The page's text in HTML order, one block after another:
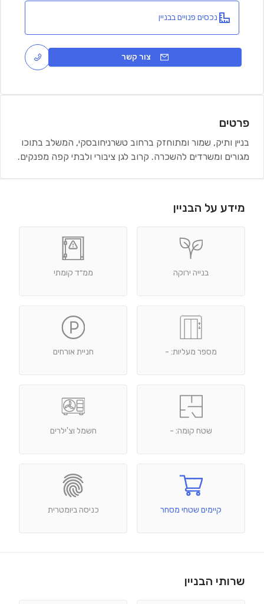
נכסים פנויים בבניין
צור קשר
פרטים
בניין ותיק, שמור ומתוחזק ברחוב טשרניחובסקי, המשלב בתוכו
מגורים ומשרדים להשכרה. קרוב לגן ציבורי ולבתי קפה מפנקים.
מידע על הבניין
בנייה ירוקה ממ״ד קומתי
מספר מעליות: - חניית אורחים
שטח קומה: - חשמל וצ'ילרים
קיימים שטחי מסחר כניסה ביומטרית
שרותי הבניין